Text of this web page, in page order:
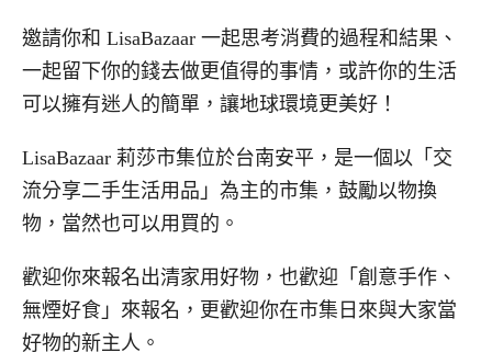
邀請你和 LisaBazaar 一起思考消費的過程和結果、
一起留下你的錢去做更值得的事情，或許你的生活
可以擁有迷人的簡單，讓地球環境更美好！
LisaBazaar 莉莎市集位於台南安平，是一個以「交
流分享二手生活用品」為主的市集，鼓勵以物換
物，當然也可以用買的。
歡迎你來報名出清家用好物，也歡迎「創意手作、
無煙好食」來報名，更歡迎你在市集日來與大家當
好物的新主人。